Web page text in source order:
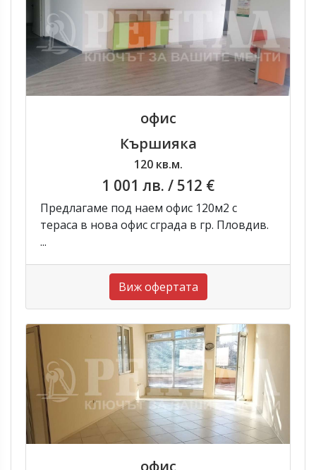
офис
Кършияка
120 кв.м.
1 001 лв. / 512 €
Предлагаме под наем офис 120м2 с
тераса в нова офис сграда в гр. Пловдив.
...
Виж офертата
офис